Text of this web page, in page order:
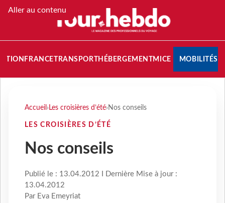
Aller au contenu
FRANCETRANSPORT HÉBERGEMENTMICE MOBILITÉS
Accueil › Les croisières d’été› Nos conseils
LES CROISIÈRES D’ÉTÉ
Nos conseils
Publié le : 13.04.2012 I Dernière Mise à jour :
13.04.2012
Par Eva Emeyriat